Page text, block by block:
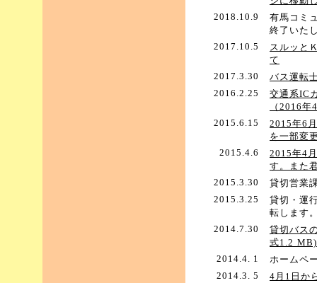
2018.10.9
有馬コミ
終了いた
2017.10.5
スルッと
て
2017.3.30
バス運転
2016.2.25
交通系IC
（2016
2015.6.15
2015年6
を一部変
2015.4.6
2015年4
す。また
2015.3.30
貸切営業
2015.3.25
貸切・運
転します
2014.7.30
貸切バス
式1.2 MB)
2014.4. 1
ホームペ
2014.3. 5
4月1日か